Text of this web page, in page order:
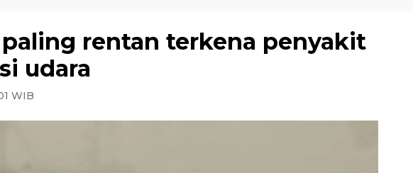
rentan terkena penyakit
udara
WIB